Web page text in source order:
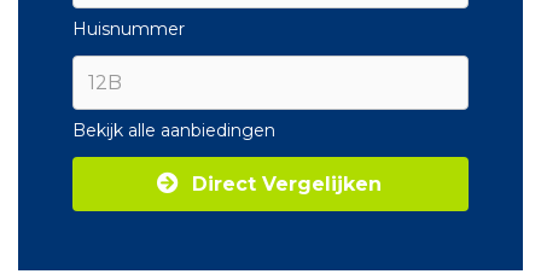
Huisnummer
Bekijk alle aanbiedingen
Direct Vergelijken